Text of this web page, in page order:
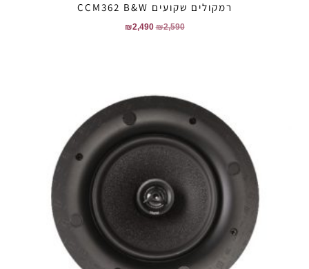
רמקולים שקועים CCM362 B&W
₪2,590
₪2,490